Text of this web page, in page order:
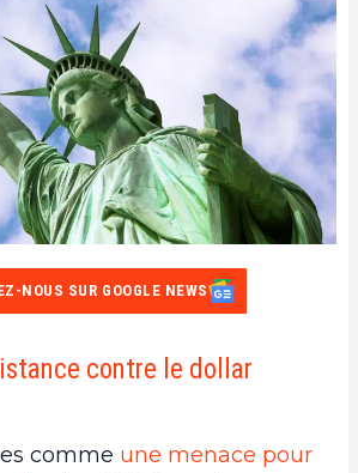
NOUS SUR GOOGLE NEWS
contre le dollar
comme une menace pour